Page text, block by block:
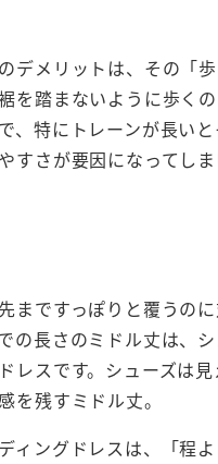
デメリットは、その「
を踏まないように歩く
、特にトレーンが長い
すさが要因になってし
まですっぽりと覆うの
の長さのミドル丈は、
レスです。シューズは見
を残すミドル丈。
ィングドレスは、「程